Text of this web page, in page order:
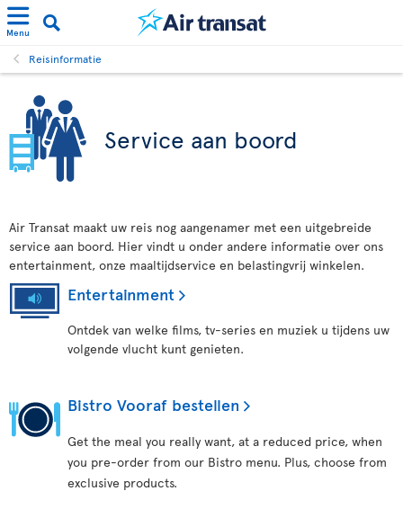
Menu
Reisinformatie
Service aan boord
Air Transat maakt uw reis nog aangenamer met een uitgebreide
service aan boord. Hier vindt u onder andere informatie over ons
entertainment, onze maaltijdservice en belastingvrij winkelen.
Entertainment
Ontdek van welke films, tv-series en muziek u tijdens uw
volgende vlucht kunt genieten.
Bistro Vooraf bestellen
Get the meal you really want, at a reduced price, when
you pre-order from our Bistro menu. Plus, choose from
exclusive products.